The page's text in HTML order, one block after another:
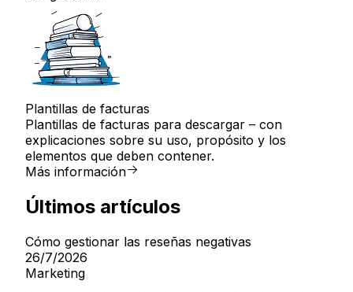
Plantillas de facturas
Plantillas de facturas para descargar – con
explicaciones sobre su uso, propósito y los
elementos que deben contener.
Más información
Últimos artículos
Cómo gestionar las reseñas negativas
26/7/2026
Marketing